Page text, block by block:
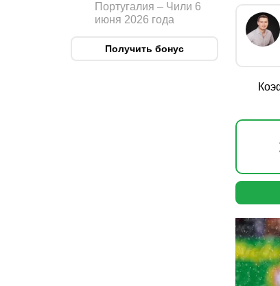
Португалия – Чили 6
июня 2026 года
Получить бонус